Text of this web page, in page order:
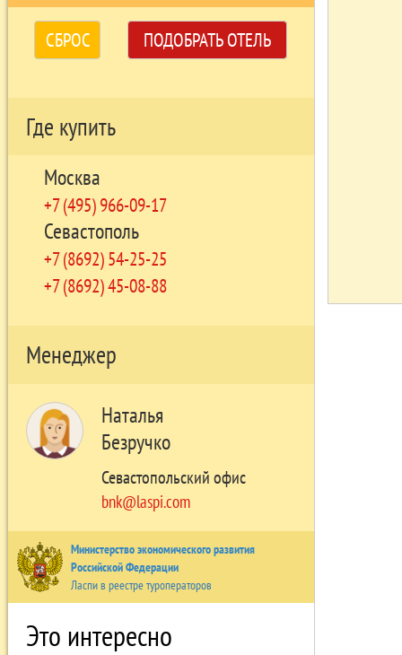
СБРОС ПОДОБРАТЬ ОТЕЛЬ
Где купить
Москва
+7 (495) 966-09-17
Севастополь
+7 (8692) 54-25-25
+7 (8692) 45-08-88
Менеджер
Наталья
Безручко
Севастопольский офис
bnk@laspi.com
Министерство экономического развития
Российской Федерации
Ласпи в реестре туроператоров
Это интересно